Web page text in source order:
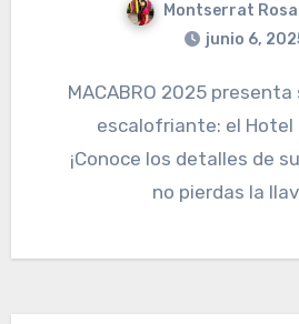
Montserrat
junio 6,
MACABRO 2025 presenta su imagen más
escalofriante: el Hotel
¡Conoce los detalles de
no pierdas la